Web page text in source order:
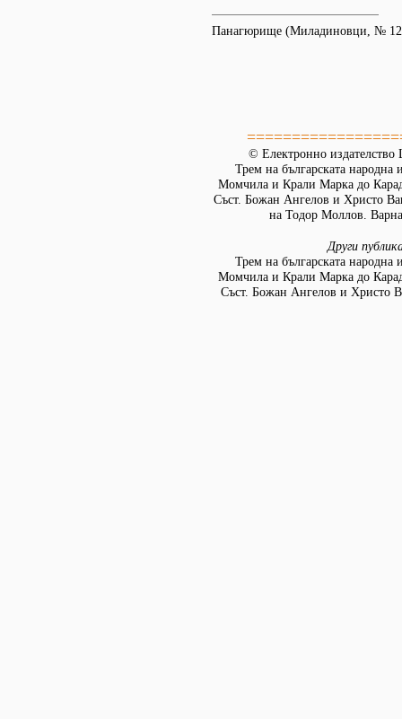
Панагюрище (Миладиновци, №
© Електронно издателство
Трем на българската народна
Момчила и Крали Марка до
Съст. Божан Ангелов и Христо
на Тодор Моллов.
Други
Трем на българската народна
Момчила и Крали Марка до
Съст. Божан Ангелов и Христо